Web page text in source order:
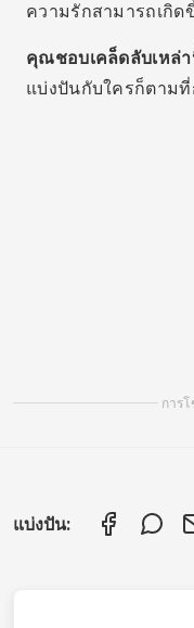
ดิจิทัล และแบ่งปัน
และโล